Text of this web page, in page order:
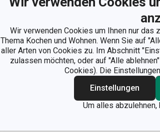
Wir verwenden Cookies um Ihnen nur das
Thema Kochen und Wohnen. Wenn Sie auf
aller Arten von Cookies zu. Im Abschnitt
zulassen möchten, oder auf "Alle
Cookies). Die
Einstellungen
Um alles abzulehnen,